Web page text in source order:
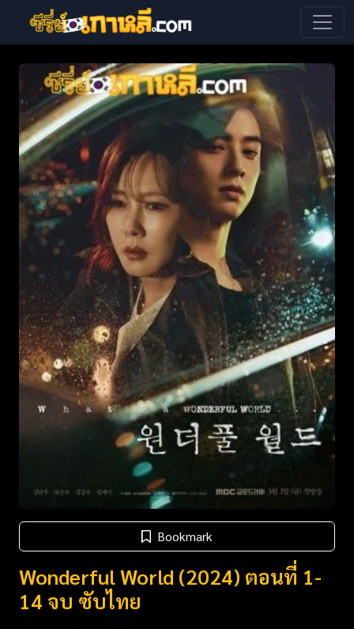
Bookmark
Wonderful World (2024) ตอนที่ 1-
14 จบ ซับไทย